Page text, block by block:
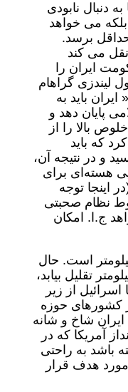
دنبال نابودی
می خواهد
برسد.
نقل می کند
ایران را
لیندزی گراهام
باید به
پایان دهد و
بالا را از
که باید
و در نتیجه آن،
هسته‌ای برای
اینجا توجه
نظام صحبتی
ج.ا. امکان
خلیج فارس حدودا 250 کیلومتر است. حال
موشکی ایران به 300 کیلومتر تقلیل بیابد،
از زیر
کشورهای حوزه
شاخ و شانه
آمریکا که در
باشد به راحتی
هدف قرار